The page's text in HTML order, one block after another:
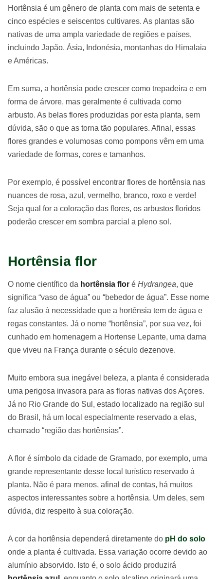
Hortênsia é um gênero de planta com mais de setenta e
cinco espécies e seiscentos cultivares. As plantas são
nativas de uma ampla variedade de regiões e países,
incluindo Japão, Ásia, Indonésia, montanhas do Himalaia
e Américas.
Em suma, a hortênsia pode crescer como trepadeira e em
forma de árvore, mas geralmente é cultivada como
arbusto. As belas flores produzidas por esta planta, sem
dúvida, são o que as torna tão populares. Afinal, essas
flores grandes e volumosas como pompons vêm em uma
variedade de formas, cores e tamanhos.
Por exemplo, é possível encontrar flores de hortênsia nas
nuances de rosa, azul, vermelho, branco, roxo e verde!
Seja qual for a coloração das flores, os arbustos floridos
poderão crescer em sombra parcial a pleno sol.
Hortênsia flor
O nome científico da hortênsia flor é Hydrangea, que
significa “vaso de água” ou “bebedor de água”. Esse nome
faz alusão à necessidade que a hortênsia tem de água e
regas constantes. Já o nome “hortênsia”, por sua vez, foi
cunhado em homenagem a Hortense Lepante, uma dama
que viveu na França durante o século dezenove.
Muito embora sua inegável beleza, a planta é considerada
uma perigosa invasora para as floras nativas dos Açores.
Já no Rio Grande do Sul, estado localizado na região sul
do Brasil, há um local especialmente reservado a elas,
chamado “região das hortênsias”.
A flor é símbolo da cidade de Gramado, por exemplo, uma
grande representante desse local turístico reservado à
planta. Não é para menos, afinal de contas, há muitos
aspectos interessantes sobre a hortênsia. Um deles, sem
dúvida, diz respeito à sua coloração.
A cor da hortênsia dependerá diretamente do pH do solo
onde a planta é cultivada. Essa variação ocorre devido ao
alumínio absorvido. Isto é, o solo ácido produzirá